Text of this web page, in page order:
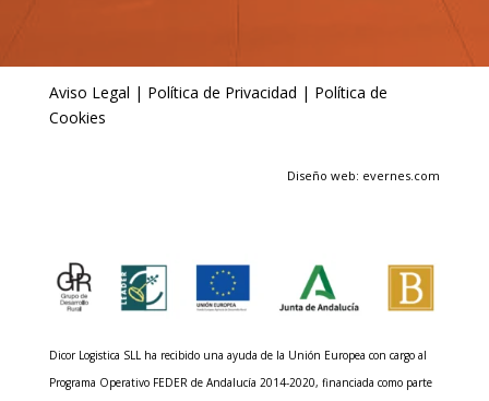
Aviso Legal | Política de Privacidad | Política de
Cookies
Diseño web: evernes.com
Dicor Logistica SLL ha recibido una ayuda de la Unión Europea con cargo al
Programa Operativo FEDER de Andalucía 2014-2020, financiada como parte